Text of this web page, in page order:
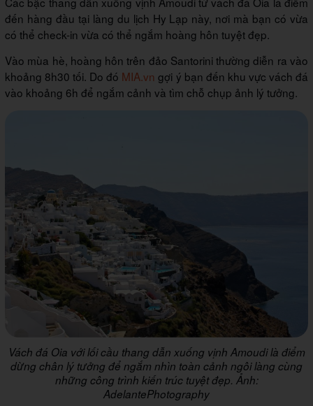
đến hàng đầu tại làng du lịch Hy Lạp này, nơi mà bạn có vừa
có thể check-in vừa có thể ngắm hoàng hôn tuyệt đẹp.
Vào mùa hè, hoàng hôn trên đảo Santorini thường diễn ra vào
khoảng 8h30 tối. Do đó MIA.vn gợi ý bạn đến khu vực vách đá
vào khoảng 6h để ngắm cảnh và tìm chỗ chụp ảnh lý tưởng.
Vách đá Oia với lối cầu thang dẫn xuống vịnh Amoudi là điểm
dừng chân lý tưởng để ngắm nhìn toàn cảnh ngôi làng cùng
những công trình kiến trúc tuyệt đẹp. Ảnh:
AdelantePhotography